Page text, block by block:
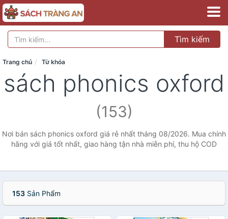
Tìm kiếm
Trang chủ Từ khóa
sách phonics oxford
(153)
Nơi bán sách phonics oxford giá rẻ nhất tháng 08/2026. Mua chính
hãng với giá tốt nhất, giao hàng tận nhà miễn phí, thu hộ COD
153 Sản Phẩm